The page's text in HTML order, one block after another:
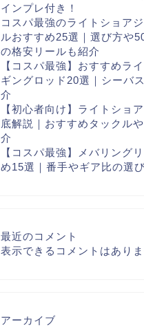
インプレ付き！
コスパ最強のライトショア
ルおすすめ25選｜選び方や
の格安リールも紹介
【コスパ最強】おすすめラ
ギングロッド20選｜シーバ
介
【初心者向け】ライトショ
底解説｜おすすめタックル
介
【コスパ最強】メバリング
め15選｜番手やギア比の選
最近のコメント
表示できるコメントはありま
アーカイブ